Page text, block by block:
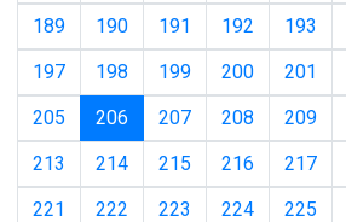
189
190 191 192 193
197
198 199 200 201
205
206 (current)
207 208 209
213
214 215 216 217
221
222 223 224 225